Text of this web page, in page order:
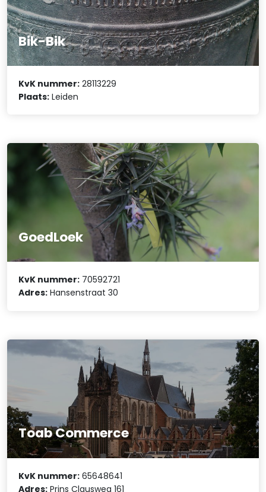
Bik-Bik
KvK nummer: 28113229
Plaats: Leiden
GoedLoek
KvK nummer: 70592721
Adres: Hansenstraat 30
Toab Commerce
KvK nummer: 65648641
Adres: Prins Clausweg 161